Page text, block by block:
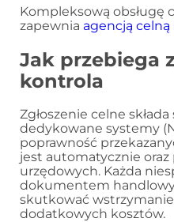
Kompleksową obsługę
zapewnia agencją celną
Jak przebiega
kontrola
Zgłoszenie celne
dedykowane systemy
poprawność
jest automatycznie
urzędowych. Każda
dokumentem
skutkować
dodatkowych kosztów.